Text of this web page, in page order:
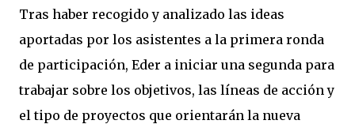
Tras haber recogido y analizado las ideas
aportadas por los asistentes a la primera ronda
de participación, Eder a iniciar una segunda para
trabajar sobre los objetivos, las líneas de acción y
el tipo de proyectos que orientarán la nueva